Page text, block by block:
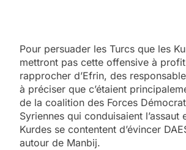
Pour persuader les Turcs que les
mettront pas cette offensive à
rapprocher d’Efrin, des
à préciser que c’étaient
de la coalition des Forces
Syriennes qui conduisaient l’assaut
Kurdes se contentent d’évincer
autour de Manbij.